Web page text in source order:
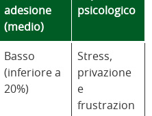
adesione
(medio)
psicologico
Basso
(inferiore a
20%)
Stress,
privazione
e
frustrazion